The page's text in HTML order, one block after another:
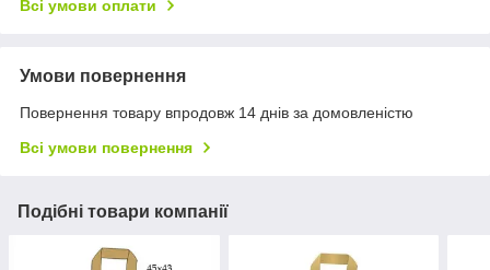
Всі умови оплати
Умови повернення
Повернення товару впродовж 14 днів за домовленістю
Всі умови повернення
Подібні товари компанії